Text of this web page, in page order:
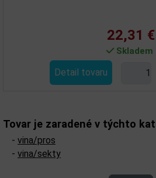
22,31 €
Skladem
Detail tovaru
Tovar je zaradené v týchto
- vina/pros
- vina/sekty